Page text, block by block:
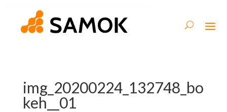
img_20200224_132748_bo
keh__01